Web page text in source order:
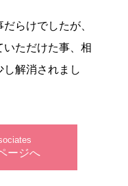
らけでしたが、
ただけた事、相
解消されまし
ージへ